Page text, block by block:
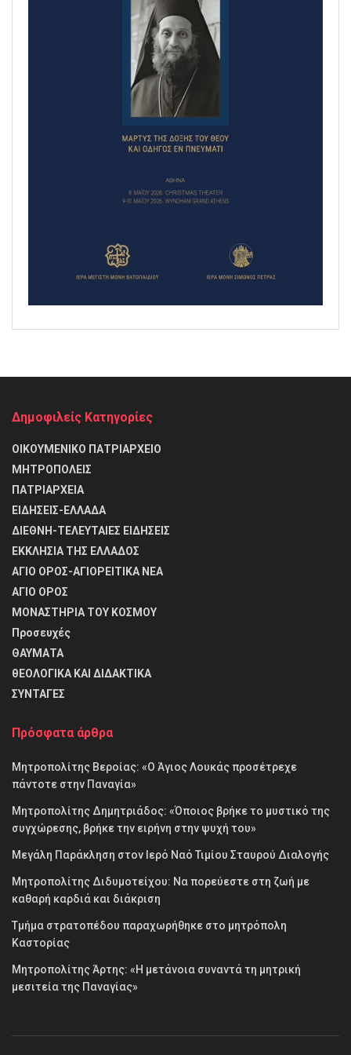
Δημοφιλείς Κατηγορίες
ΟΙΚΟΥΜΕΝΙΚΟ ΠΑΤΡΙΑΡΧΕΙΟ
ΜΗΤΡΟΠΟΛΕΙΣ
ΠΑΤΡΙΑΡΧΕΙΑ
ΕΙΔΗΣΕΙΣ-ΕΛΛΑΔΑ
ΔΙΕΘΝΗ-ΤΕΛΕΥΤΑΙΕΣ ΕΙΔΗΣΕΙΣ
ΕΚΚΛΗΣΙΑ ΤΗΣ ΕΛΛΑΔΟΣ
ΑΓΙΟ ΟΡΟΣ-ΑΓΙΟΡΕΙΤΙΚΑ ΝΕΑ
ΑΓΙΟ ΟΡΟΣ
ΜΟΝΑΣΤΗΡΙΑ ΤΟΥ ΚΟΣΜΟΥ
Προσευχές
ΘΑΥΜΑΤΑ
θΕΟΛΟΓΙΚΑ ΚΑΙ ΔΙΔΑΚΤΙΚΑ
ΣΥΝΤΑΓΕΣ
Πρόσφατα άρθρα
Μητροπολίτης Βεροίας: «Ο Άγιος Λουκάς προσέτρεχε
πάντοτε στην Παναγία»
Μητροπολίτης Δημητριάδος: «Όποιος βρήκε το μυστικό της
συγχώρεσης, βρήκε την ειρήνη στην ψυχή του»
Μεγάλη Παράκληση στον Ιερό Ναό Τιμίου Σταυρού Διαλογής
Μητροπολίτης Διδυμοτείχου: Να πορεύεστε στη ζωή με
καθαρή καρδιά και διάκριση
Τμήμα στρατοπέδου παραχωρήθηκε στο μητρόπολη
Καστορίας
Μητροπολίτης Άρτης: «Η μετάνοια συναντά τη μητρική
μεσιτεία της Παναγίας»